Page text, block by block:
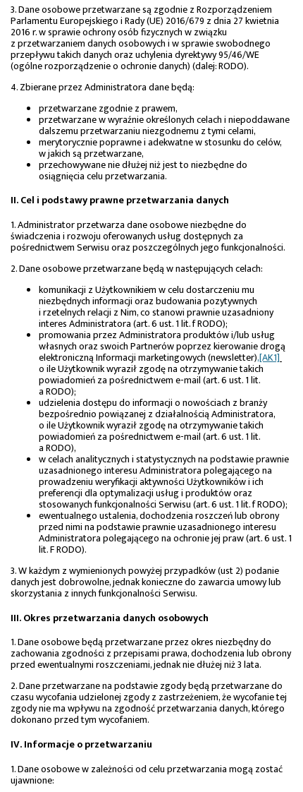
3. Dane osobowe przetwarzane są zgodnie z Rozporządzeniem
Parlamentu Europejskiego i Rady (UE) 2016/679 z dnia 27 kwietnia
2016 r. w sprawie ochrony osób fizycznych w związku
z przetwarzaniem danych osobowych i w sprawie swobodnego
przepływu takich danych oraz uchylenia dyrektywy 95/46/WE
(ogólne rozporządzenie o ochronie danych) (dalej: RODO).
4. Zbierane przez Administratora dane będą:
przetwarzane zgodnie z prawem,
przetwarzane w wyraźnie określonych celach i niepoddawane
dalszemu przetwarzaniu niezgodnemu z tymi celami,
merytorycznie poprawne i adekwatne w stosunku do celów,
w jakich są przetwarzane,
przechowywane nie dłużej niż jest to niezbędne do
osiągnięcia celu przetwarzania.
II. Cel i podstawy prawne przetwarzania danych
1. Administrator przetwarza dane osobowe niezbędne do
świadczenia i rozwoju oferowanych usług dostępnych za
pośrednictwem Serwisu oraz poszczególnych jego funkcjonalności.
2. Dane osobowe przetwarzane będą w następujących celach:
komunikacji z Użytkownikiem w celu dostarczeniu mu
niezbędnych informacji oraz budowania pozytywnych
i rzetelnych relacji z Nim, co stanowi prawnie uzasadniony
interes Administratora (art. 6 ust. 1 lit. f RODO);
promowania przez Administratora produktów i/lub usług
własnych oraz swoich Partnerów poprzez kierowanie drogą
elektroniczną Informacji marketingowych (newsletter),[AK1]
o ile Użytkownik wyraził zgodę na otrzymywanie takich
powiadomień za pośrednictwem e-mail (art. 6 ust. 1 lit.
a RODO);
udzielenia dostępu do informacji o nowościach z branży
bezpośrednio powiązanej z działalnością Administratora,
o ile Użytkownik wyraził zgodę na otrzymywanie takich
powiadomień za pośrednictwem e-mail (art. 6 ust. 1 lit.
a RODO),
w celach analitycznych i statystycznych na podstawie prawnie
uzasadnionego interesu Administratora polegającego na
prowadzeniu weryfikacji aktywności Użytkowników i ich
preferencji dla optymalizacji usług i produktów oraz
stosowanych funkcjonalności Serwisu (art. 6 ust. 1 lit. f RODO);
ewentualnego ustalenia, dochodzenia roszczeń lub obrony
przed nimi na podstawie prawnie uzasadnionego interesu
Administratora polegającego na ochronie jej praw (art. 6 ust. 1
lit. F RODO).
3. W każdym z wymienionych powyżej przypadków (ust 2) podanie
danych jest dobrowolne, jednak konieczne do zawarcia umowy lub
skorzystania z innych funkcjonalności Serwisu.
III. Okres przetwarzania danych osobowych
1. Dane osobowe będą przetwarzane przez okres niezbędny do
zachowania zgodności z przepisami prawa, dochodzenia lub obrony
przed ewentualnymi roszczeniami, jednak nie dłużej niż 3 lata.
2. Dane przetwarzane na podstawie zgody będą przetwarzane do
czasu wycofania udzielonej zgody z zastrzeżeniem, że wycofanie tej
zgody nie ma wpływu na zgodność przetwarzania danych, którego
dokonano przed tym wycofaniem.
IV. Informacje o przetwarzaniu
1. Dane osobowe w zależności od celu przetwarzania mogą zostać
ujawnione: